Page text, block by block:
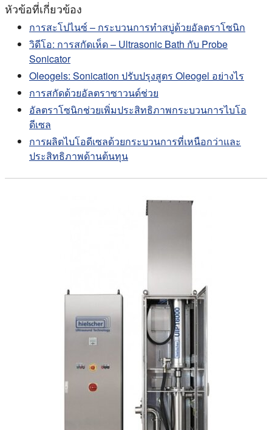
หัวข้อที่เกี่ยวข้อง
การสะโปไนซ์ – กระบวนการทําสบู่ด้วยอัลตราโซนิก
วิดีโอ: การสกัดเห็ด – Ultrasonic Bath กับ Probe
Sonicator
Oleogels: Sonication ปรับปรุงสูตร Oleogel อย่างไร
การสกัดด้วยอัลตราซาวนด์ช่วย
อัลตราโซนิกช่วยเพิ่มประสิทธิภาพกระบวนการไบโอ
ดีเซล
การผลิตไบโอดีเซลด้วยกระบวนการที่เหนือกว่าและ
ประสิทธิภาพด้านต้นทุน